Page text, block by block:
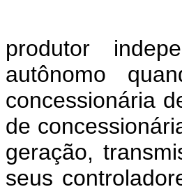
produtor
autônomo
concessionária
de
geração,
seus